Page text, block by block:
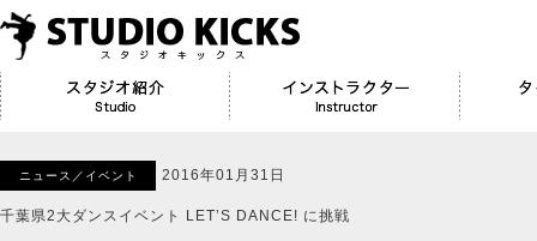
ニュース／イベント 2016年01月31日
千葉県2大ダンスイベント LET’S DANCE! に挑戦